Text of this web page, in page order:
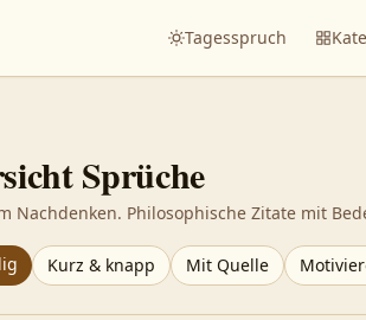
Tagesspruch
Sprüche
Nachdenken. Philosophische Zitate mit
Kurz & knapp Mit Quelle